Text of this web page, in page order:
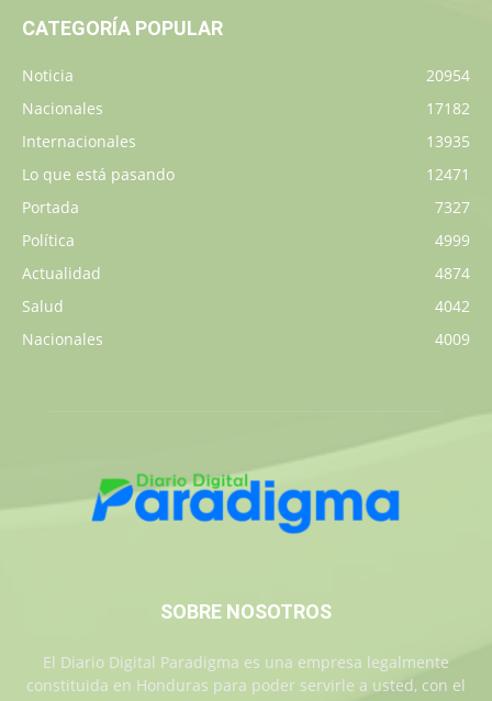
CATEGORÍA POPULAR
Noticia
20954
Nacionales
17182
Internacionales
13935
Lo que está pasando
12471
Portada
7327
Política
4999
Actualidad
4874
Salud
4042
Nacionales
4009
SOBRE NOSOTROS
El Diario Digital Paradigma es una empresa legalmente
constituida en Honduras para poder servirle a usted, con el